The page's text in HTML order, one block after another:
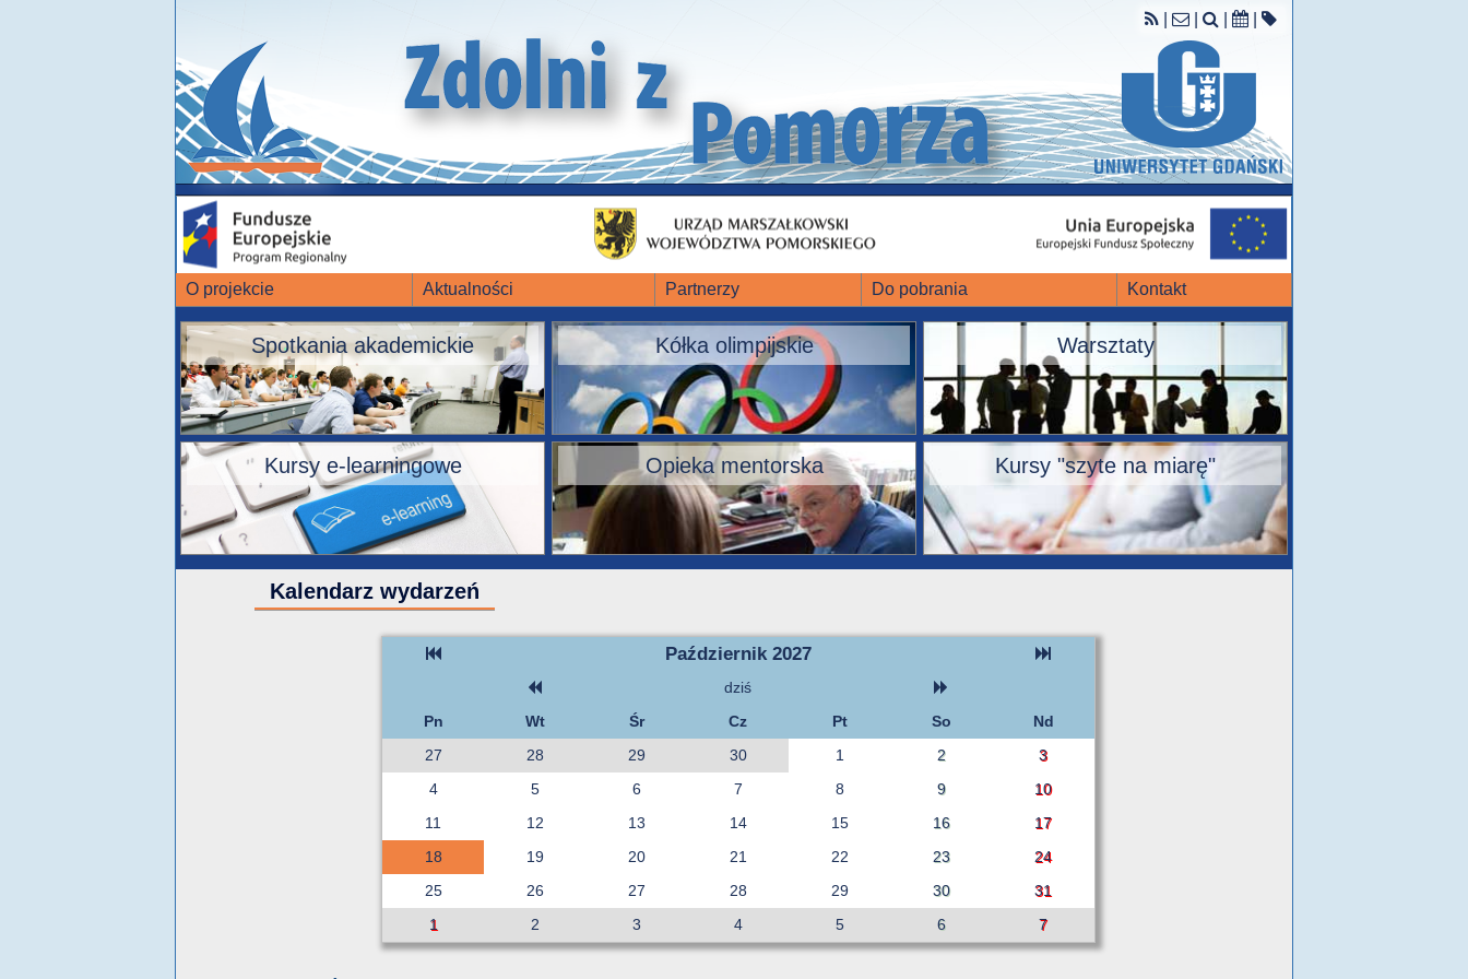
O projekcie Aktualności Partnerzy Do pobrania Kontakt
Spotkania akademickie Kółka olimpijskie Warsztaty
Kursy e-learningowe Opieka mentorska Kursy "szyte na miarę"
Kalendarz wydarzeń
Październik 2027
dziś
Pn
Wt Śr Cz Pt So
Nd
27
28 29 30 1 2
3
4
5 6 7 8 9
10
11
12 13 14 15 16
17
18
19 20 21 22 23
24
25
26 27 28 29 30
31
1
2 3 4 5 6 7